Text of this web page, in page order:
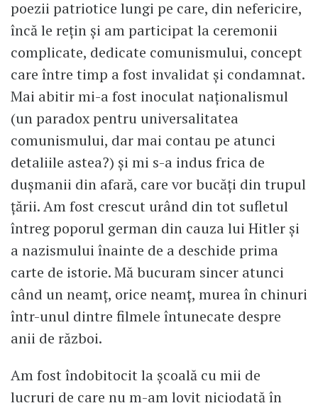
poezii patriotice lungi pe care, din nefericire,
încă le rețin și am participat la ceremonii
complicate, dedicate comunismului, concept
care între timp a fost invalidat și condamnat.
Mai abitir mi-a fost inoculat naționalismul
(un paradox pentru universalitatea
comunismului, dar mai contau pe atunci
detaliile astea?) și mi s-a indus frica de
dușmanii din afară, care vor bucăți din trupul
țării. Am fost crescut urând din tot sufletul
întreg poporul german din cauza lui Hitler și
a nazismului înainte de a deschide prima
carte de istorie. Mă bucuram sincer atunci
când un neamț, orice neamț, murea în chinuri
într-unul dintre filmele întunecate despre
anii de război.
Am fost îndobitocit la școală cu mii de
lucruri de care nu m-am lovit niciodată în